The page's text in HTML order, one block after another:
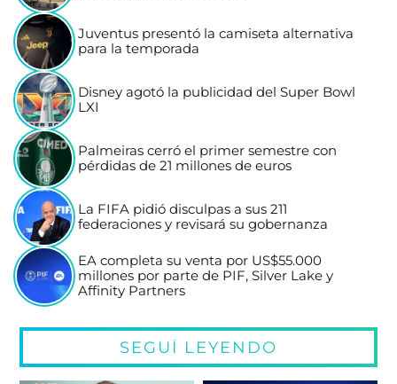
Juventus presentó la camiseta alternativa
para la temporada
Disney agotó la publicidad del Super Bowl
LXI
Palmeiras cerró el primer semestre con
pérdidas de 21 millones de euros
La FIFA pidió disculpas a sus 211
federaciones y revisará su gobernanza
EA completa su venta por US$55.000
millones por parte de PIF, Silver Lake y
Affinity Partners
SEGUÍ LEYENDO